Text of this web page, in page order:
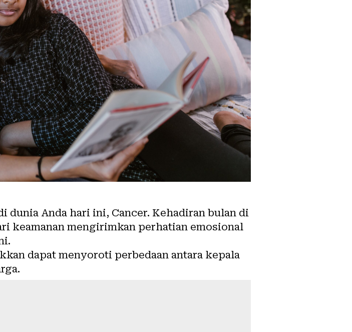
dunia Anda hari ini, Cancer. Kehadiran bulan di
keamanan mengirimkan perhatian emosional
dapat menyoroti perbedaan antara kepala